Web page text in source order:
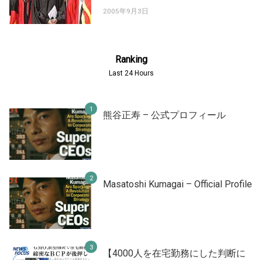
2005年9月3日
Ranking
Last 24 Hours
熊谷正寿 – 公式プロフィール
Masatoshi Kumagai – Official Profile
【4000人を在宅勤務にした判断に